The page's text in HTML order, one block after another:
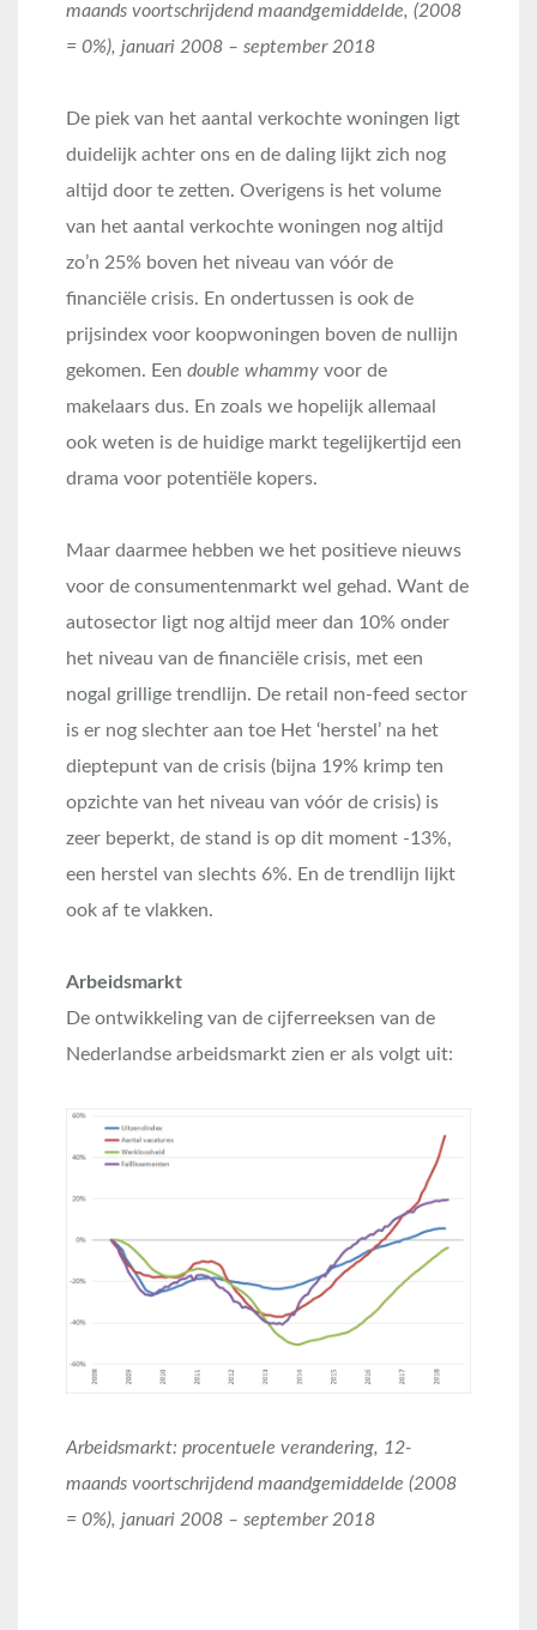
maands voortschrijdend maandgemiddelde, (2008
= 0%), januari 2008 – september 2018
De piek van het aantal verkochte woningen ligt
duidelijk achter ons en de daling lijkt zich nog
altijd door te zetten. Overigens is het volume
van het aantal verkochte woningen nog altijd
zo’n 25% boven het niveau van vóór de
financiële crisis. En ondertussen is ook de
prijsindex voor koopwoningen boven de nullijn
gekomen. Een double whammy voor de
makelaars dus. En zoals we hopelijk allemaal
ook weten is de huidige markt tegelijkertijd een
drama voor potentiële kopers.
Maar daarmee hebben we het positieve nieuws
voor de consumentenmarkt wel gehad. Want de
autosector ligt nog altijd meer dan 10% onder
het niveau van de financiële crisis, met een
nogal grillige trendlijn. De retail non-feed sector
is er nog slechter aan toe Het ‘herstel’ na het
dieptepunt van de crisis (bijna 19% krimp ten
opzichte van het niveau van vóór de crisis) is
zeer beperkt, de stand is op dit moment -13%,
een herstel van slechts 6%. En de trendlijn lijkt
ook af te vlakken.
Arbeidsmarkt
De ontwikkeling van de cijferreeksen van de
Nederlandse arbeidsmarkt zien er als volgt uit:
Arbeidsmarkt: procentuele verandering, 12-
maands voortschrijdend maandgemiddelde (2008
= 0%), januari 2008 – september 2018